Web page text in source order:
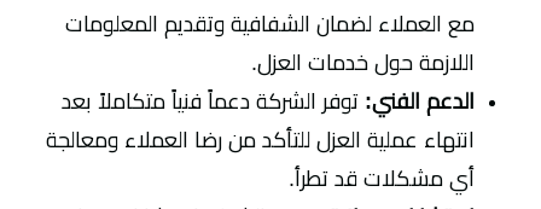
مع العملاء لضمان الشفافية وتقديم المعلومات
اللازمة حول خدمات العزل.
الدعم الفني: توفر الشركة دعماً فنياً متكاملاً بعد
انتهاء عملية العزل للتأكد من رضا العملاء ومعالجة
أي مشكلات قد تطرأ.